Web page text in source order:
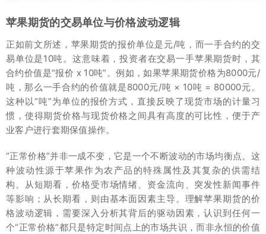
苹果期货的交易单位与价格波动逻辑
正如前文所述，苹果期货的报价单位是元/吨，而一手合约的交
易单位是10吨。这意味着，投资者在交易一手苹果期货时，其
合约价值是“报价 x 10吨”。例如，如果苹果期货价格为8000元/
吨，那么一手合约的价值就是8000元/吨 × 10吨 = 80000元。
这种以“吨”为单位的报价方式，直接反映了现货市场的计量习
惯，使得期货价格与现货价格之间具有高度的可比性，便于产
业客户进行套期保值操作。
“正常价格”并非一成不变，它是一个不断波动的市场均衡点。这
种波动性源于苹果作为农产品的特殊属性及其复杂的供需结
构。从短期看，价格受市场情绪、资金流向、突发性新闻事件
等影响；从长期看，则由基本面因素主导。理解苹果期货的价
格波动逻辑，需要深入分析其背后的驱动因素，认识到任何一
个“正常价格”都只是特定时间点上的市场共识，而非永恒的价值